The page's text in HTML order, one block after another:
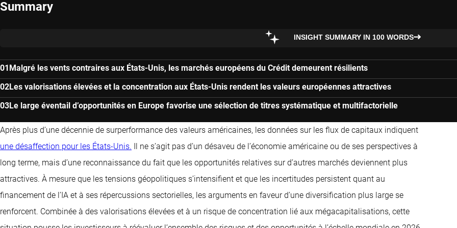
Summary
INSIGHT SUMMARY IN 100 WORDS
Malgré les vents contraires aux États-Unis, les marchés européens du Crédit demeurent résilients
Les valorisations élevées et la concentration aux États-Unis rendent les valeurs européennes attractives
Le large éventail d’opportunités en Europe favorise une sélection de titres systématique et multifactorielle
Après plus d’une décennie de surperformance des valeurs américaines, les données sur les flux de capitaux indiquent
une désaffection pour les États-Unis. Il ne s’agit pas d’un désaveu de l’économie américaine ou de ses perspectives à
long terme, mais d’une reconnaissance du fait que les opportunités relatives sur d’autres marchés deviennent plus
attractives. À mesure que les tensions géopolitiques s’intensifient et que les incertitudes persistent quant au
financement de l’IA et à ses répercussions sectorielles, les arguments en faveur d’une diversification plus large se
renforcent. Combinée à des valorisations élevées et à un risque de concentration lié aux mégacapitalisations, cette